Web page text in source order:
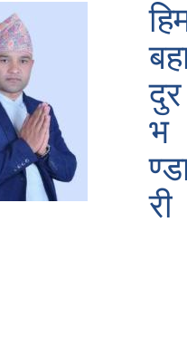
दुर
भ
री